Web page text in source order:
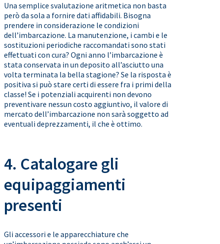
Una semplice svalutazione aritmetica non basta
però da sola a fornire dati affidabili. Bisogna
prendere in considerazione le condizioni
dell’imbarcazione. La manutenzione, i cambi e le
sostituzioni periodiche raccomandati sono stati
effettuati con cura? Ogni anno l’imbarcazione è
stata conservata in un deposito all’asciutto una
volta terminata la bella stagione? Se la risposta è
positiva si può stare certi di essere fra i primi della
classe! Se i potenziali acquirenti non devono
preventivare nessun costo aggiuntivo, il valore di
mercato dell’imbarcazione non sarà soggetto ad
eventuali deprezzamenti, il che è ottimo.
4. Catalogare gli
equipaggiamenti
presenti
Gli accessori e le apparecchiature che